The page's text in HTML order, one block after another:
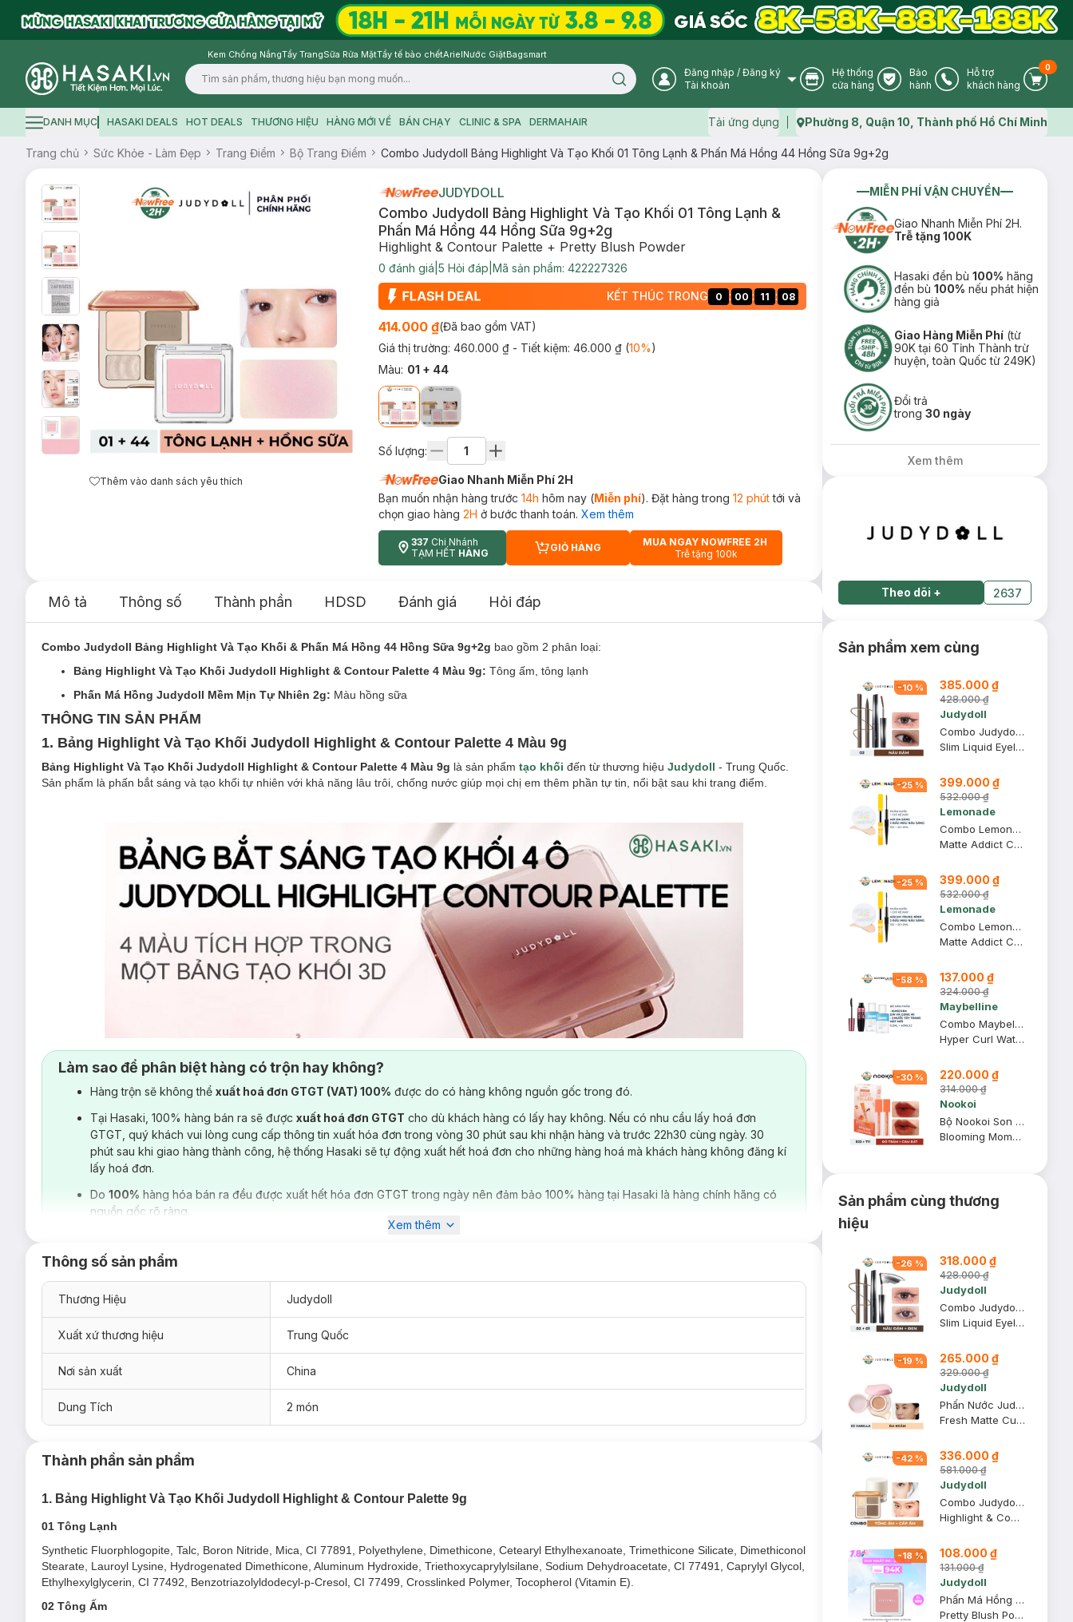
Kem Chống NắngTẩy TrangSữa Rửa MặtTẩy tế bào chếtArielNước GiặtBagsmart
Logo
Search icon User Icon
Đăng nhập / Đăng ký
Tài khoản
Store Icon
Hệ thống
cửa hàng
Warranty Icon
Bảo
hành
Phone Icon
Hỗ trợ
khách hàng
Cart
0
Hamburger icon
DANH MỤC HASAKI DEALS HOT DEALS THƯƠNG HIỆU HÀNG MỚI VỀ BÁN CHẠY CLINIC & SPA DERMAHAIR Tải ứng dụng Map icon
Phường 8, Quận 10, Thành phố Hồ Chí Minh
Trang chủ Sức Khỏe - Làm Đẹp Trang Điểm Bộ Trang Điểm Combo Judydoll Bảng Highlight Và Tạo Khối 01 Tông Lạnh & Phấn Má Hồng 44 Hồng Sữa 9g+2g
Thêm vào danh sách yêu thích
JUDYDOLL
Combo Judydoll Bảng Highlight Và Tạo Khối 01 Tông Lạnh &
Phấn Má Hồng 44 Hồng Sữa 9g+2g
Highlight & Contour Palette + Pretty Blush Powder
0 đánh giá 5 Hỏi đáp Mã sản phẩm: 422227326
KẾT THÚC TRONG 0 : 00 : 11 : 08
414.000 ₫(Đã bao gồm VAT)
Giá thị trường: 460.000 ₫ - Tiết kiệm: 46.000 ₫(10%)
Màu: 01 + 44
Số lượng:
Giao Nhanh Miễn Phí 2H
Bạn muốn nhận hàng trước 14h hôm nay (Miễn phí). Đặt hàng trong 12 phúttới và
chọn giao hàng 2H ở bước thanh toán. Xem thêm
337 Chi Nhánh
TẠM HẾT HÀNG CART PLUS ICON
GIỎ HÀNG
MUA NGAY NOWFREE 2H
Trễ tặng 100k
Mô tả Thông số Thành phần HDSD Đánh giá Hỏi đáp
Combo Judydoll Bảng Highlight Và Tạo Khối & Phấn Má Hồng 44 Hồng Sữa 9g+2g bao gồm 2 phân loại:
Bảng Highlight Và Tạo Khối Judydoll Highlight & Contour Palette 4 Màu 9g: Tông ấm, tông lạnh
Phấn Má Hồng Judydoll Mềm Mịn Tự Nhiên 2g: Màu hồng sữa
THÔNG TIN SẢN PHẨM
1. Bảng Highlight Và Tạo Khối Judydoll Highlight & Contour Palette 4 Màu 9g
Bảng Highlight Và Tạo Khối Judydoll Highlight & Contour Palette 4 Màu 9g là sản phẩm tạo khối đến từ thương hiệu Judydoll - Trung Quốc.
Sản phẩm là phấn bắt sáng và tạo khối tự nhiên với khả năng lâu trôi, chống nước giúp mọi chị em thêm phần tự tin, nổi bật sau khi trang điểm.
Bảng Highlight Và Tạo Khối Judydoll Highlight & Contour Palette 9gđã có tạiHasaki
01 Tông Lạnh
Làm sao để phân biệt hàng có trộn hay không?
Hàng trộn sẽ không thể xuất hoá đơn GTGT (VAT) 100% được do có hàng không nguồn gốc trong đó.
Tại Hasaki, 100% hàng bán ra sẽ được xuất hoá đơn GTGT cho dù khách hàng có lấy hay không. Nếu có nhu cầu lấy hoá đơn
GTGT, quý khách vui lòng cung cấp thông tin xuất hóa đơn trong vòng 30 phút sau khi nhận hàng và trước 22h30 cùng ngày. 30
phút sau khi giao hàng thành công, hệ thống Hasaki sẽ tự động xuất hết hoá đơn cho những hàng hoá mà khách hàng không đăng kí
lấy hoá đơn.
Do 100% hàng hóa bán ra đều được xuất hết hóa đơn GTGT trong ngày nên đảm bảo 100% hàng tại Hasaki là hàng chính hãng có
nguồn gốc rõ ràng.
Xem thêm
Thông số sản phẩm
Thương Hiệu Judydoll
Xuất xứ thương hiệu Trung Quốc
Nơi sản xuất China
Dung Tích 2 món
Thành phần sản phẩm
1. Bảng Highlight Và Tạo Khối Judydoll Highlight & Contour Palette 9g
01 Tông Lạnh
Synthetic Fluorphlogopite, Talc, Boron Nitride, Mica, CI 77891, Polyethylene, Dimethicone, Cetearyl Ethylhexanoate, Trimethicone Silicate, Dimethiconol
Stearate, Lauroyl Lysine, Hydrogenated Dimethicone, Aluminum Hydroxide, Triethoxycaprylylsilane, Sodium Dehydroacetate, CI 77491, Caprylyl Glycol,
Ethylhexylglycerin, CI 77492, Benzotriazolyldodecyl-p-Cresol, CI 77499, Crosslinked Polymer, Tocopherol (Vitamin E).
02 Tông Ấm
MIỄN PHÍ VẬN CHUYỂN
Giao Nhanh Miễn Phí 2H.
Trễ tặng 100K
Hasaki đền bù100% hãng
đền bù100% nếu phát hiện
hàng giả
Giao Hàng Miễn Phí (từ
90K tại 60 Tỉnh Thành trừ
huyện, toàn Quốc từ 249K)
Đổi trả
trong30 ngày
Xem thêm
Theo dõi + 2637
Sản phẩm xem cùng
-10 % 385.000 ₫
428.000 ₫
Judydoll
Combo Judydoll Bút Kẻ Mắt Nước Siêu Mảnh 02 Nâu 0.4g + Mascara Đầu Siêu Cong 6 Độ 02 Nâu 2g
Slim Liquid Eyeliner + Curling Iron Mascara - 6° Curling Design
-25% 399.000 ₫
532.000 ₫
Lemonade
Combo Lemonade Phấn Nước A01 Light 15g + Chì Kẻ Mày 2 Đầu 02 Nâu Sáng 2g+2ml
Matte Addict Cushion + Want It Got It Dual Eyebrow #02 Natural Brown
-25% 399.000 ₫
532.000 ₫
Lemonade
Combo Lemonade Phấn Nước A02 Natural 15g + Chì Kẻ Mày 2 Đầu 02 Nâu Sáng 2g+2ml
Matte Addict Cushion + Want It Got It Dual Eyebrow #02 Natural Brown
-58 % 137.000 ₫
324.000 ₫
Maybelline
Combo Maybelline Mascara Dài Và Cong Mi 9.2ml + 2 Nước Tẩy Trang Mắt Môi 40ml
Hyper Curl Waterproof Mascara + Lip & Eyes Make Up Remover
-30% 220.000 ₫
314.000 ₫
Nookoi
Bộ Nookoi Son Kem Lì Màu R22 4g + Son Tint Màu T11 3.8g (Combo Best Seller)
Blooming Moment Cream Tint + Water Tint
Sản phẩm cùng thương
hiệu
-26 % 318.000 ₫
428.000 ₫
Judydoll
Combo Judydoll Bút Kẻ Mắt Nước Siêu Mảnh - 02 Nâu Đậm (Mới) 0.4g + Mascara Đầu Siêu Cong 6 Độ - 01 Đen (Mới) 3g
Slim Liquid Eyeliner + Curling Iron Mascara - 6° Curling Design
-19 % 265.000 ₫
329.000 ₫
Judydoll
Phấn Nước Judydoll Mịn Lì, Che Phủ Cao - 02 Vanilla 12.5g
Fresh Matte Cushion
-42 % 336.000 ₫
581.000 ₫
Judydoll
Combo Judydoll Bảng Highlight Và Tạo Khối 4 Màu - 02 Tông Ấm 9g + Kem Lót Cấp Ẩm 30g
Highlight & Contour Palette + Nourishing Makeup Base
-18 % 108.000 ₫
131.000 ₫
Judydoll
Phấn Má Hồng Judydoll Mềm Mịn Tự Nhiên - 49 Hồng Dâu 2g
Pretty Blush Powder